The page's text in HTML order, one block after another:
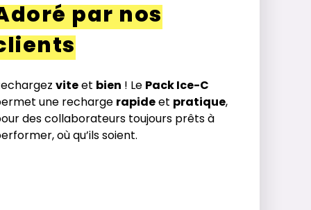
par nos
viteet bien ! Le Pack Ice-C
une recharge rapideet pratique,
des collaborateurs toujours prêts à
où qu’ils soient.